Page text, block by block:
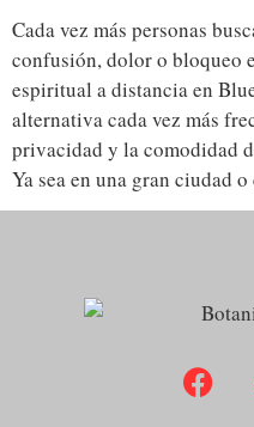
Cada vez más personas
confusión, dolor o bloqueo
espiritual a distancia en
alternativa cada vez más
privacidad y la comodidad
Ya sea en una gran ciudad